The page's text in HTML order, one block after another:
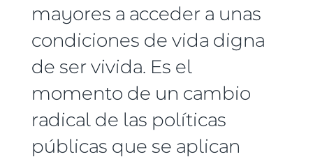
mayores a acceder a unas
condiciones de vida digna
de ser vivida. Es el
momento de un cambio
radical de las políticas
públicas que se aplican